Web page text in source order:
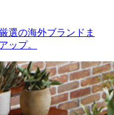
選の海外ブランドま
ップ。